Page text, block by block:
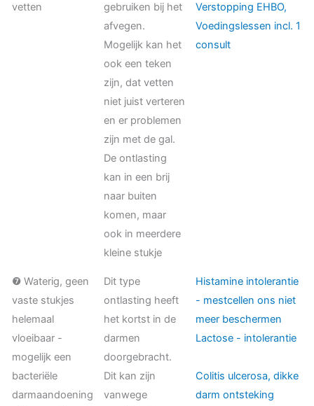
vetten
gebruiken bij het
afvegen.
Mogelijk kan het
ook een teken
zijn, dat vetten
niet juist verteren
en er problemen
zijn met de gal.
De ontlasting
kan in een brij
naar buiten
komen, maar
ook in meerdere
kleine stukje
Verstopping EHBO,
Voedingslessen incl. 1
consult
❼ Waterig, geen
vaste stukjes
helemaal
vloeibaar -
mogelijk een
bacteriële
darmaandoening
Dit type
ontlasting heeft
het kortst in de
darmen
doorgebracht.
Dit kan zijn
vanwege
Histamine intolerantie
- mestcellen ons niet
meer beschermen
Lactose - intolerantie
Colitis ulcerosa, dikke
darm ontsteking